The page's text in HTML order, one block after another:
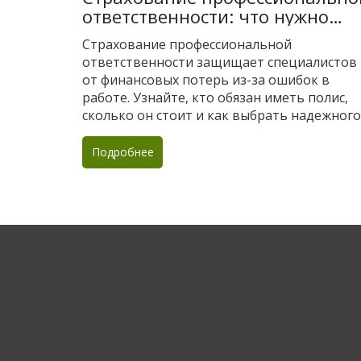
ответственности: что нужно
знать специалистам в 2025 году
Страхование профессиональной
ответственности защищает специалистов
от финансовых потерь из-за ошибок в
работе. Узнайте, кто обязан иметь полис,
сколько он стоит и как выбрать надежного
страховщика в 2025 году.
Подробнее